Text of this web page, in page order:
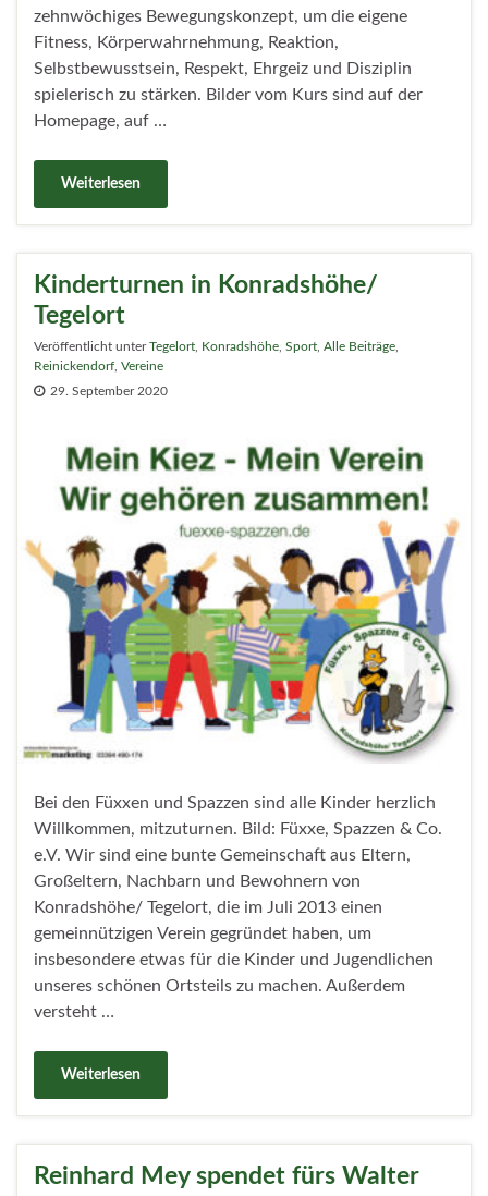
zehnwöchiges Bewegungskonzept, um die eigene
Fitness, Körperwahrnehmung, Reaktion,
Selbstbewusstsein, Respekt, Ehrgeiz und Disziplin
spielerisch zu stärken. Bilder vom Kurs sind auf der
Homepage, auf …
Weiterlesen
Kinderturnen in Konradshöhe/
Tegelort
Veröffentlicht unterTegelort Konradshöhe Sport Alle Beiträge
Reinickendorf Vereine
29. September 2020
Bei den Füxxen und Spazzen sind alle Kinder herzlich
Willkommen, mitzuturnen. Bild: Füxxe, Spazzen & Co.
e.V. Wir sind eine bunte Gemeinschaft aus Eltern,
Großeltern, Nachbarn und Bewohnern von
Konradshöhe/ Tegelort, die im Juli 2013 einen
gemeinnützigen Verein gegründet haben, um
insbesondere etwas für die Kinder und Jugendlichen
unseres schönen Ortsteils zu machen. Außerdem
versteht …
Weiterlesen
Reinhard Mey spendet fürs Walter